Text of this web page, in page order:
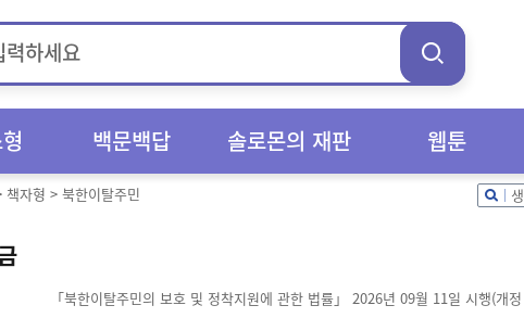
백문백답 솔로몬의 재판 웹툰
책자형 > 북한이탈주민
「북한이탈주민의 보호 및 정착지원에 관한 법률」 2026년 09월 11일 시행(개